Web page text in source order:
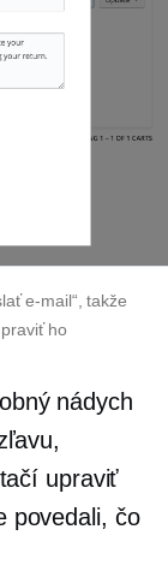
e-mail“, takže
ho
nádych
upraviť
povedali, čo